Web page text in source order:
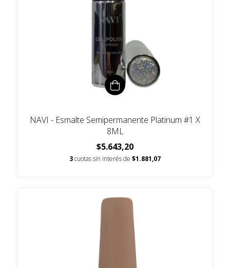
NAVI - Esmalte Semipermanente Platinum #1 X
8ML
$5.643,20
3cuotas sin interés de $1.881,07